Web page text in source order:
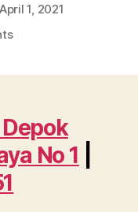
April 1, 2021
on
Murah
dan
Terpercaya
No
1
No 1